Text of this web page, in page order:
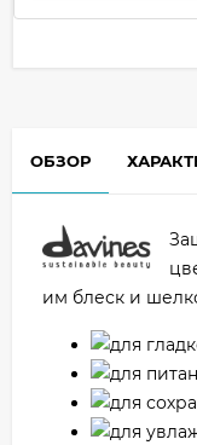
ОБЗОР
им блеск и
для
для
для
для